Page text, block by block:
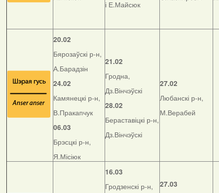
і Е.Майсюк
20.02
Бярозаўскі р-н,
А.Барадзін
24.02
Камянецкі р-н,
В.Пракапчук
06.03
Брэсцкі р-н,
Я.Місіюк
21.02
Гродна,
Дз.Вінчэўскі
28.02
Бераставіцкі р-н,
Дз.Вінчэўскі
27.02
Любанскі р-н,
М.Верабей
16.03
Гродзенскі р-н,
27.03